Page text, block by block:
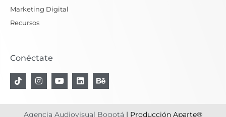
Marketing Digital
Recursos
Conéctate
T
i
k
I
n
s
Y
o
u
L
i
n
B
e
h
Agencia Audiovisual Bogotá | Producción Aparte®